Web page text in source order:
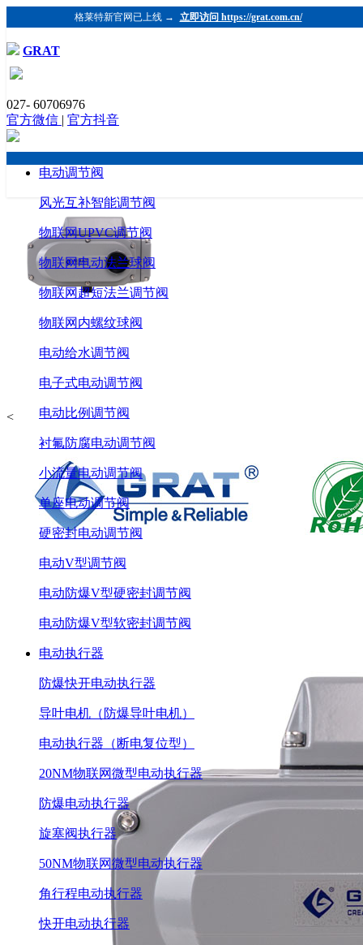
格莱特新官网已上线 → 立即访问 https://grat.com.cn/
GRAT
027- 60706976
官方微信 | 官方抖音
电动调节阀
风光互补智能调节阀
物联网UPVC调节阀
物联网电动法兰球阀
物联网超短法兰调节阀
物联网内螺纹球阀
电动给水调节阀
电子式电动调节阀
电动比例调节阀
衬氟防腐电动调节阀
小流量电动调节阀
单座电动调节阀
硬密封电动调节阀
电动V型调节阀
电动防爆V型硬密封调节阀
电动防爆V型软密封调节阀
电动执行器
防爆快开电动执行器
导叶电机（防爆导叶电机）
电动执行器（断电复位型）
20NM物联网微型电动执行器
防爆电动执行器
旋塞阀执行器
50NM物联网微型电动执行器
角行程电动执行器
快开电动执行器
<